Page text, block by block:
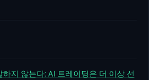
지 않는다: AI 트레이딩은 더 이상 선